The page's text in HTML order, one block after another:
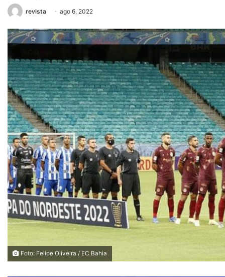
revista ago 6, 2022
Foto: Felipe Oliveira / EC Bahia